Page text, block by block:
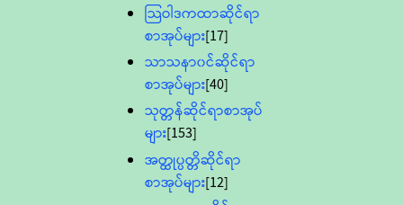
သြဝါဒကထာဆိုင်ရာ
စာအုပ်များ[17]
သာသနာ၀င်ဆိုင်ရာ
စာအုပ်များ[40]
သုတ္တန်ဆိုင်ရာစာအုပ်
များ[153]
အတ္ထုပ္ပတ္တိဆိုင်ရာ
စာအုပ်များ[12]